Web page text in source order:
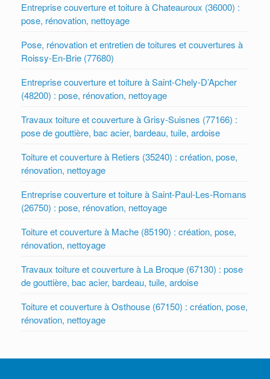
Entreprise couverture et toiture à Chateauroux (36000) :
pose, rénovation, nettoyage
Pose, rénovation et entretien de toitures et couvertures à
Roissy-En-Brie (77680)
Entreprise couverture et toiture à Saint-Chely-D’Apcher
(48200) : pose, rénovation, nettoyage
Travaux toiture et couverture à Grisy-Suisnes (77166) :
pose de gouttière, bac acier, bardeau, tuile, ardoise
Toiture et couverture à Retiers (35240) : création, pose,
rénovation, nettoyage
Entreprise couverture et toiture à Saint-Paul-Les-Romans
(26750) : pose, rénovation, nettoyage
Toiture et couverture à Mache (85190) : création, pose,
rénovation, nettoyage
Travaux toiture et couverture à La Broque (67130) : pose
de gouttière, bac acier, bardeau, tuile, ardoise
Toiture et couverture à Osthouse (67150) : création, pose,
rénovation, nettoyage